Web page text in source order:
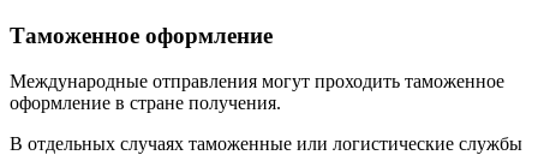
Таможенное оформление
Международные отправления могут проходить таможенное
оформление в стране получения.
В отдельных случаях таможенные или логистические службы